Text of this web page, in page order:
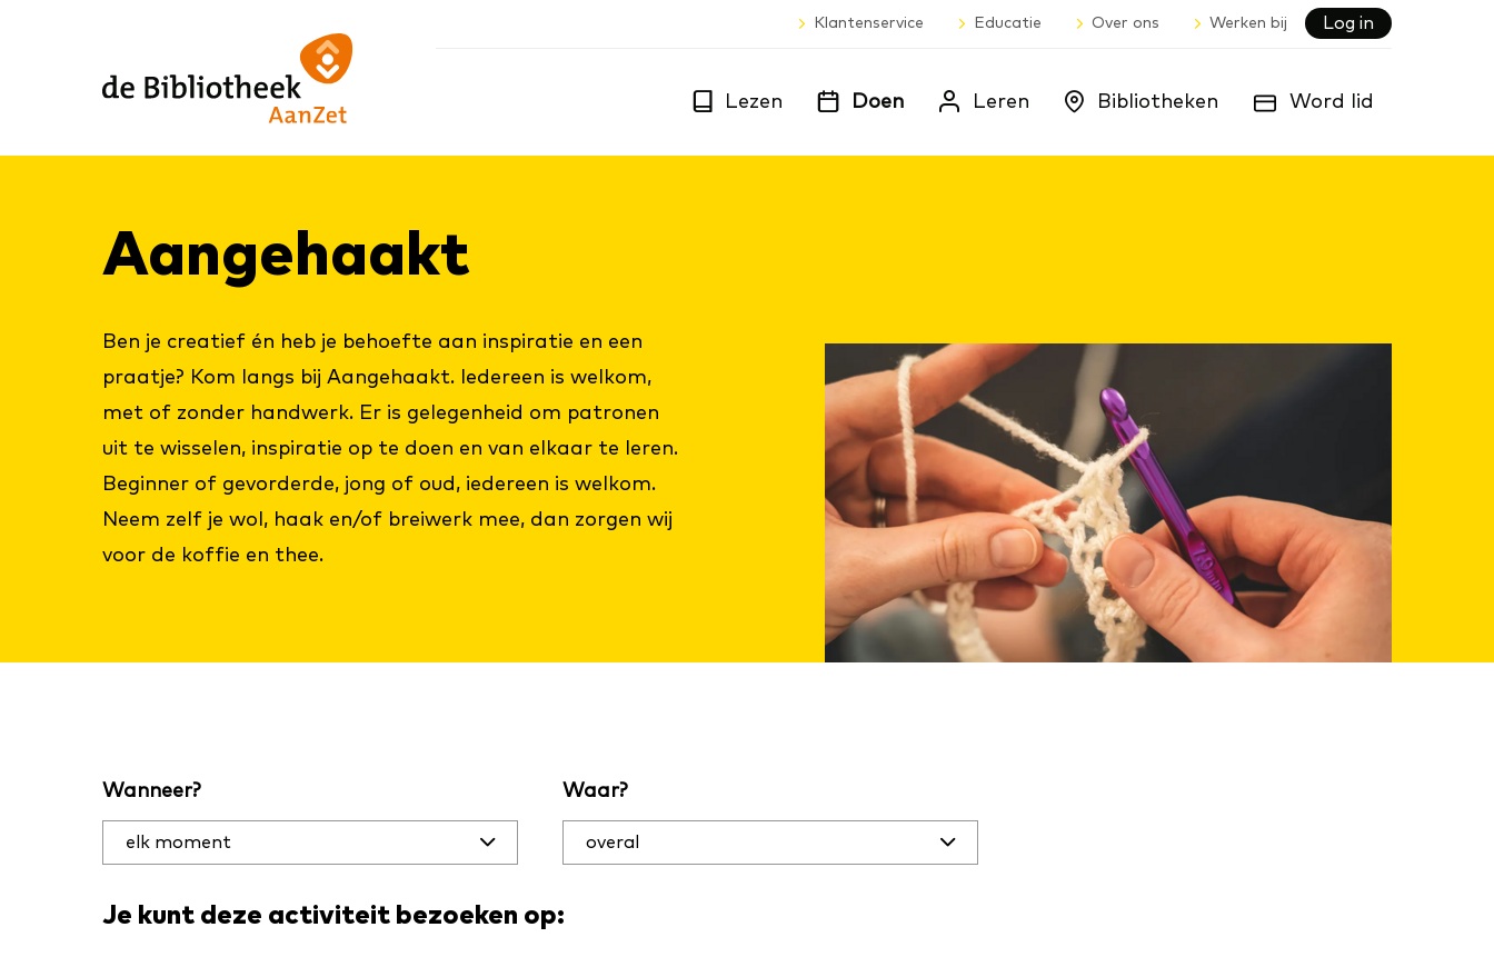
content
footer
naar
homepagina
Lezen Doen Leren Bibliotheken Word lid
Klantenservice Educatie Over ons Werken bij Log in
Aan­ge­haakt
Ben je creatief én heb je behoefte aan inspiratie en een
praatje? Kom langs bij Aangehaakt. Iedereen is welkom,
met of zonder handwerk. Er is gelegenheid om patronen
uit te wisselen, inspiratie op te doen en van elkaar te leren.
Beginner of gevorderde, jong of oud, iedereen is welkom.
Neem zelf je wol, haak en/of breiwerk mee, dan zorgen wij
voor de koffie en thee.
Filter
activiteiten
op datum
Wanneer? Waar?
Je kunt deze activiteit bezoeken op: